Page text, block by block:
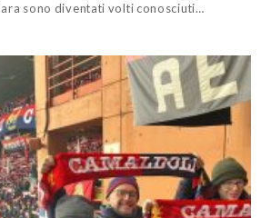
sono diventati volti conosciuti…